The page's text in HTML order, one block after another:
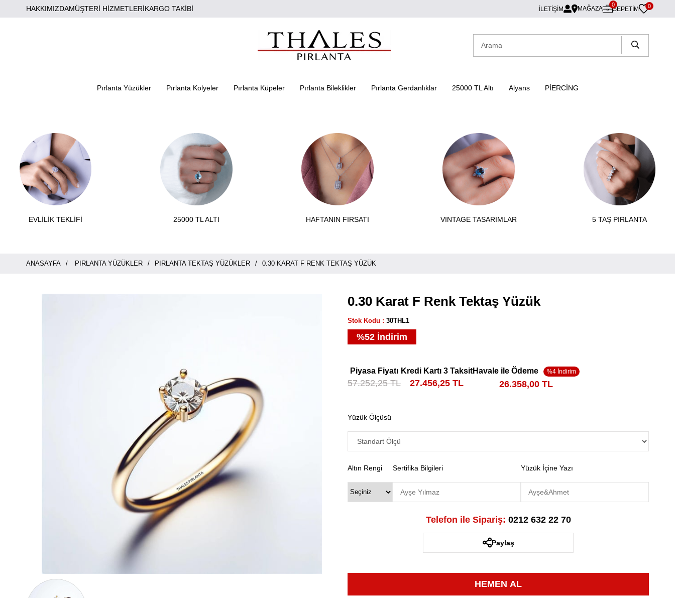
HAKKIMIZDAMÜŞTERİ HİZMETLERİKARGO TAKİBİ İLETİŞİM MAĞAZA SEPETIM
0 0
Pırlanta Yüzükler Pırlanta Kolyeler Pırlanta Küpeler Pırlanta Bileklikler Pırlanta Gerdanlıklar 25000 TL Altı Alyans PİERCİNG
EVLİLİK TEKLİFİ 25000 TL ALTI HAFTANIN FIRSATI VINTAGE TASARIMLAR 5 TAŞ PIRLANTA
ANASAYFA PIRLANTA YÜZÜKLER PIRLANTA TEKTAŞ YÜZÜKLER 0.30 KARAT F RENK TEKTAŞ YÜZÜK
0.30 Karat F Renk Tektaş Yüzük
Stok Kodu 30THL1
%52 İndirim
Piyasa Fiyatı
57.252,25 TL
Kredi Kartı 3 Taksit
27.456,25 TL
Havale ile Ödeme
26.358,00 TL
Yüzük Ölçüsü
Altın Rengi Sertifika Bilgileri Yüzük İçine Yazı
Telefon ile Sipariş: 0212 632 22 70
Paylaş